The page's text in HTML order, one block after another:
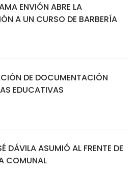
ENVIÓN ABRE LA
A UN CURSO DE BARBERÍA
DE DOCUMENTACIÓN
EDUCATIVAS
DÁVILA ASUMIÓ AL FRENTE DE
COMUNAL